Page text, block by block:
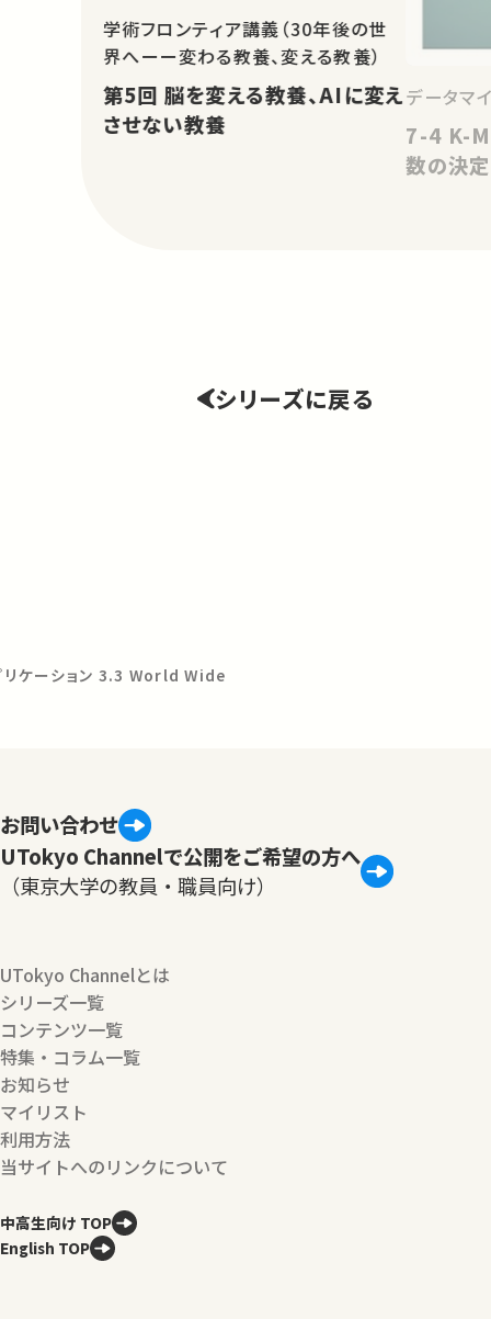
学術フロンティア講義（30年後の世
界へーー変わる教養、変える教養）
第5回 脳を変える教養、AIに変え
させない教養
データマ
7-4 K-
数の決定
シリーズに戻る
リケーション 3.3 World Wide
お問い合わせ
UTokyo Channelで公開をご希望の方へ
（東京大学の教員・職員向け）
UTokyo Channelとは
シリーズ一覧
コンテンツ一覧
特集・コラム一覧
お知らせ
マイリスト
利用方法
当サイトへのリンクについて
中高生向け TOP
English TOP